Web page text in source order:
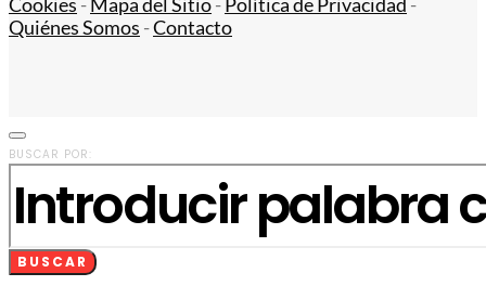
Cookies -Mapa del Sitio-Política de Privacidad -
Quiénes Somos -Contacto
BUSCAR POR:
BUSCAR